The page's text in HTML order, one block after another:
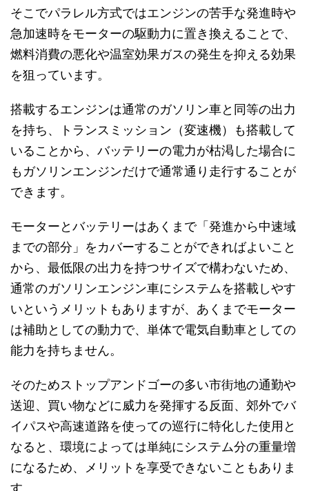
そこでパラレル方式ではエンジンの苦手な発進時や
急加速時をモーターの駆動力に置き換えることで、
燃料消費の悪化や温室効果ガスの発生を抑える効果
を狙っています。
搭載するエンジンは通常のガソリン車と同等の出力
を持ち、トランスミッション（変速機）も搭載して
いることから、バッテリーの電力が枯渇した場合に
もガソリンエンジンだけで通常通り走行することが
できます。
モーターとバッテリーはあくまで「発進から中速域
までの部分」をカバーすることができればよいこと
から、最低限の出力を持つサイズで構わないため、
通常のガソリンエンジン車にシステムを搭載しやす
いというメリットもありますが、あくまでモーター
は補助としての動力で、単体で電気自動車としての
能力を持ちません。
そのためストップアンドゴーの多い市街地の通勤や
送迎、買い物などに威力を発揮する反面、郊外でバ
イパスや高速道路を使っての巡行に特化した使用と
なると、環境によっては単純にシステム分の重量増
になるため、メリットを享受できないこともありま
す。